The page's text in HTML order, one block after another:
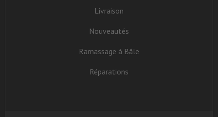
Livraison
Nouveautés
Ramassage à Bâle
Réparations